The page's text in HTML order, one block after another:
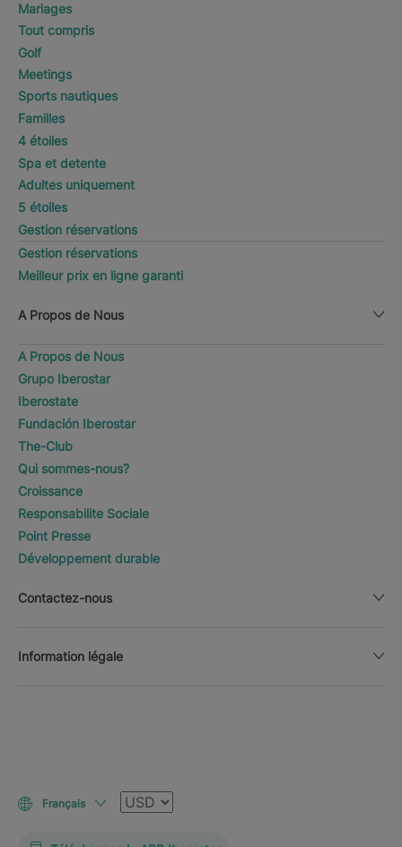
Mariages
Tout compris
Golf
Meetings
Sports nautiques
Familles
4 étoiles
Spa et detente
Adultes uniquement
5 étoiles
Gestion réservations
Gestion réservations
Meilleur prix en ligne garanti
A Propos de Nous
A Propos de Nous
Grupo Iberostar
Iberostate
Fundación Iberostar
The-Club
Qui sommes-nous?
Croissance
Responsabilite Sociale
Point Presse
Développement durable
Contactez-nous
Information légale
Français Devise